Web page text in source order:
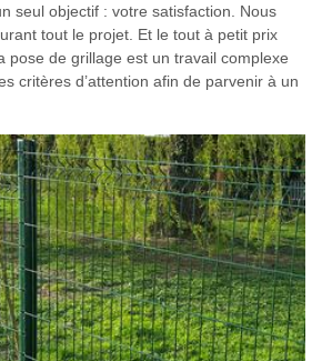
seul objectif : votre satisfaction. Nous
tout le projet. Et le tout à petit prix
pose de grillage est un travail complexe
critères d’attention afin de parvenir à un